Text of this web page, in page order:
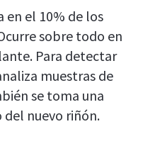
en el 10% de los
sobre todo en
Para detectar
muestras de
se toma una
del nuevo riñón.